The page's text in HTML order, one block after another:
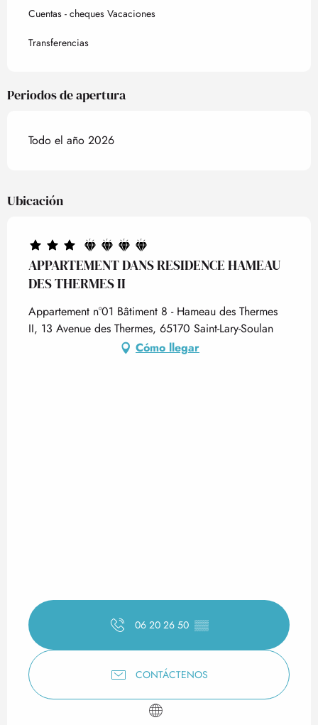
Cuentas - cheques Vacaciones
Transferencias
Periodos de apertura
Todo el año 2026
Ubicación
APPARTEMENT DANS RESIDENCE HAMEAU
DES THERMES II
Appartement n°01 Bâtiment 8 - Hameau des Thermes
II, 13 Avenue des Thermes, 65170 Saint-Lary-Soulan
Cómo llegar
06 20 26 50 ▒▒
CONTÁCTENOS